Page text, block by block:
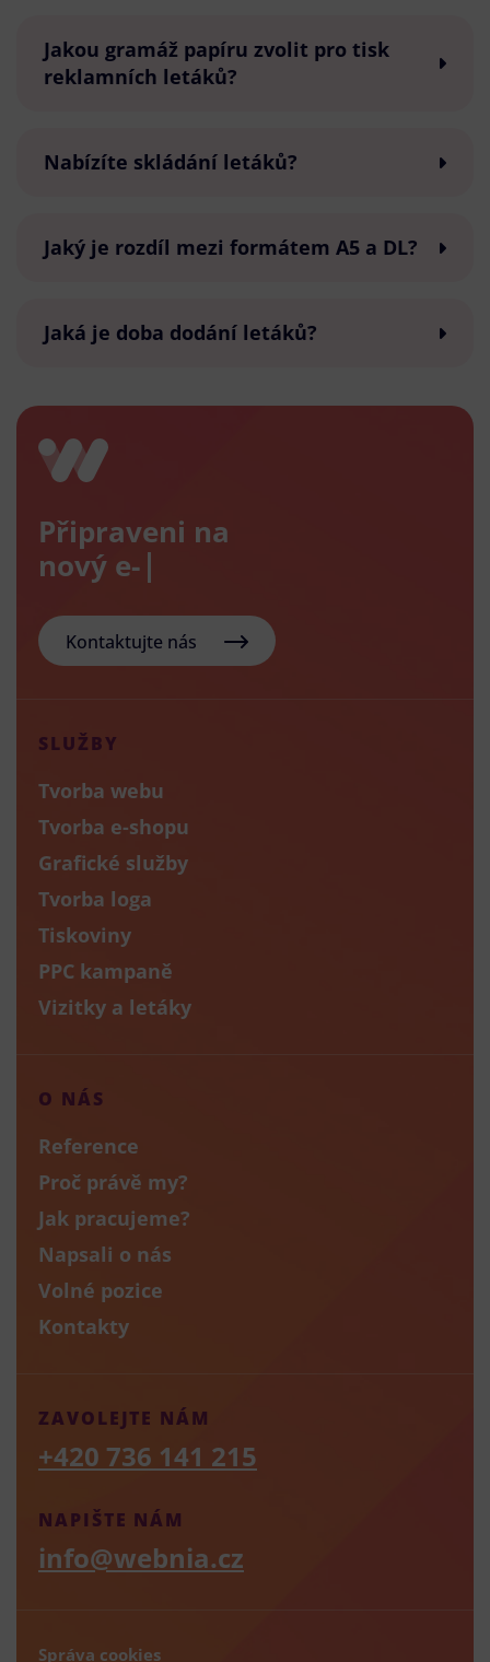
Jakou gramáž papíru zvolit pro tisk
reklamních letáků?
Nabízíte skládání letáků?
Jaký je rozdíl mezi formátem A5 a DL?
Jaká je doba dodání letáků?
Připraveni na
nový e-shop?
Kontaktujte nás
SLUŽBY
Tvorba webu
Tvorba e-shopu
Grafické služby
Tvorba loga
Tiskoviny
PPC kampaně
Vizitky a letáky
O NÁS
Reference
Proč právě my?
Jak pracujeme?
Napsali o nás
Volné pozice
Kontakty
NAPIŠTE NÁM
info@webnia.cz
ZAVOLEJTE NÁM
+420 736 141 215
Správa cookies